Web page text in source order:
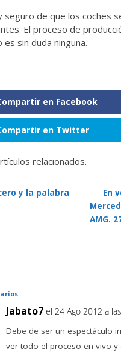
seguro de que los coches
El proceso de
es sin duda ninguna.
en Facebook
en Twitter
relacionados.
y la palabra
En
AMG.
Jabato7 el 24 Ago 2012 a
Debe de ser un espectáculo
ver todo el proceso en vivo y